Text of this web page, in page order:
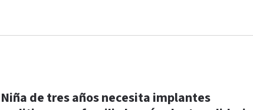
Niña de tres años necesita implantes